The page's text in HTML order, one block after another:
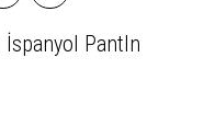
İspanyol Pantln